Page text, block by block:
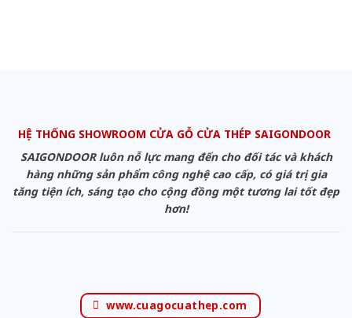
HỆ THỐNG SHOWROOM CỬA GỖ CỬA THÉP SAIGONDOOR
SAIGONDOOR luôn nỗ lực mang đến cho đối tác và khách
hàng những sản phẩm công nghệ cao cấp, có giá trị gia
tăng tiện ích, sáng tạo cho cộng đồng một tương lai tốt đẹp
hơn!
www.cuagocuathep.com